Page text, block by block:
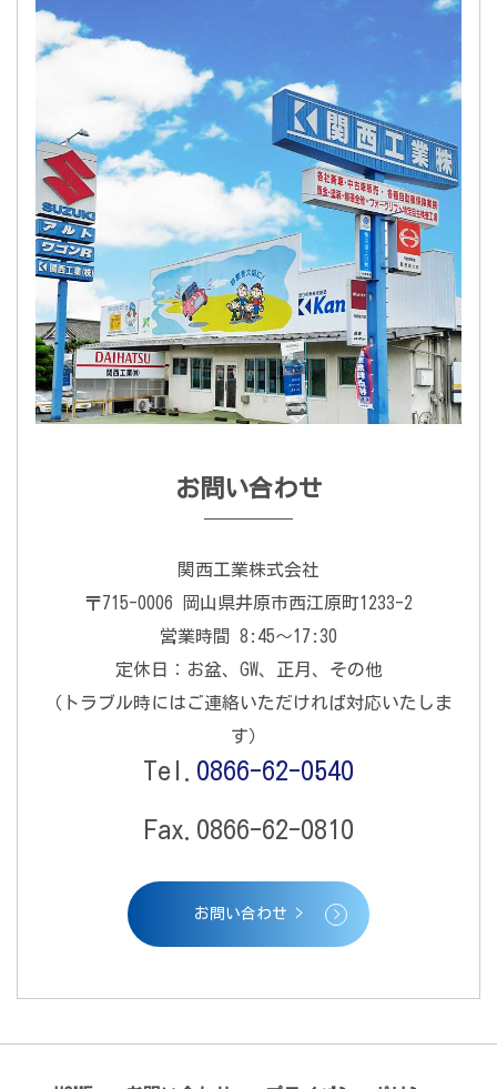
お問い合わせ
関西工業株式会社
〒715-0006 岡山県井原市西江原町1233-2
営業時間 8:45〜17:30
定休日：お盆、GW、正月、その他
（トラブル時にはご連絡いただければ対応いたしま
す）
Tel. 0866-62-0540
Fax.0866-62-0810
お問い合わせ >